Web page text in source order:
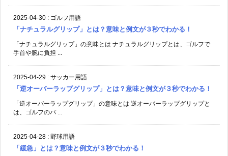
2025-04-30 : ゴルフ用語
「ナチュラルグリップ」とは？意味と例文が３秒でわかる！
「ナチュラルグリップ」の意味とは ナチュラルグリップとは、ゴルフで
手首や腕に負担 ...
2025-04-29 : サッカー用語
「逆オーバーラップグリップ」とは？意味と例文が３秒でわかる！
「逆オーバーラップグリップ」の意味とは 逆オーバーラップグリップと
は、ゴルフのパ ...
2025-04-28 : 野球用語
「緩急」とは？意味と例文が３秒でわかる！